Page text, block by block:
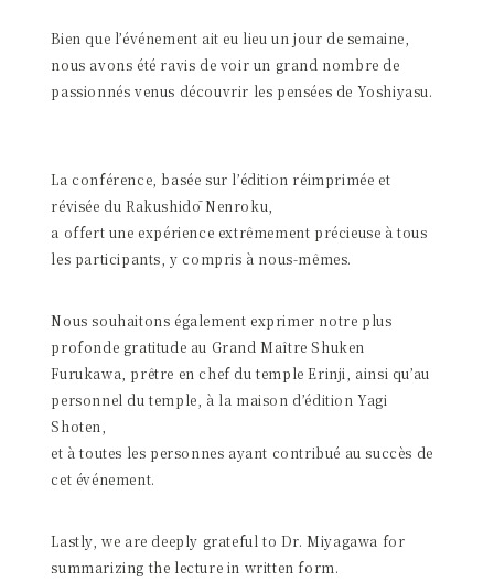
Bien que l’événement ait eu lieu un jour de semaine,
nous avons été ravis de voir un grand nombre de
passionnés venus découvrir les pensées de Yoshiyasu.
La conférence, basée sur l’édition réimprimée et
révisée du Rakushidō Nenroku,
a offert une expérience extrêmement précieuse à tous
les participants, y compris à nous-mêmes.
Nous souhaitons également exprimer notre plus
profonde gratitude au Grand Maître Shuken
Furukawa, prêtre en chef du temple Erinji, ainsi qu’au
personnel du temple, à la maison d’édition Yagi
Shoten,
et à toutes les personnes ayant contribué au succès de
cet événement.
Lastly, we are deeply grateful to Dr. Miyagawa for
summarizing the lecture in written form.